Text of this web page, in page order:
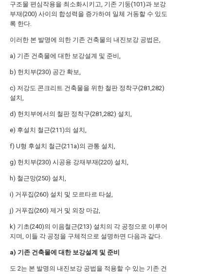
구조물 편심작용을 최소화시키고, 기존 기둥(101)과 보강
부재(200) 사이의 합성력을 증가하여 일체 거동할 수 있도
록 한다.
이러한 본 발명에 의한 기존 건축물의 내진보강 공법은,
a) 기존 건축물에 대한 보강설계 및 준비,
b) 헌치부(230) 공간 확보,
c) 저강도 콘크리트 건축물을 위한 철판 정착구(281,282)
설치,
d) 헌치부에서의 철판 정착구(281,282) 설치,
e) 후설치 철근(211)의 설치,
f) U형 후설치 철근(211a)의 관통 설치,
g) 헌치부(230) 시공용 강재부재(220) 설치,
h) 철근망(250) 설치,
i) 거푸집(260) 설치 및 모르타르 타설,
j) 거푸집(260) 제거 및 외장 마감,
k) 기초(240)의 이음철근(213) 설치의 각 공정으로 이루어
지며, 이들 각 공정을 구체적으로 설명하면 다음과 같다.
a) 기존 건축물에 대한 보강설계 및 준비
도 2는 본 발명의 내진보강 공법을 적용할 수 있는 기존 건